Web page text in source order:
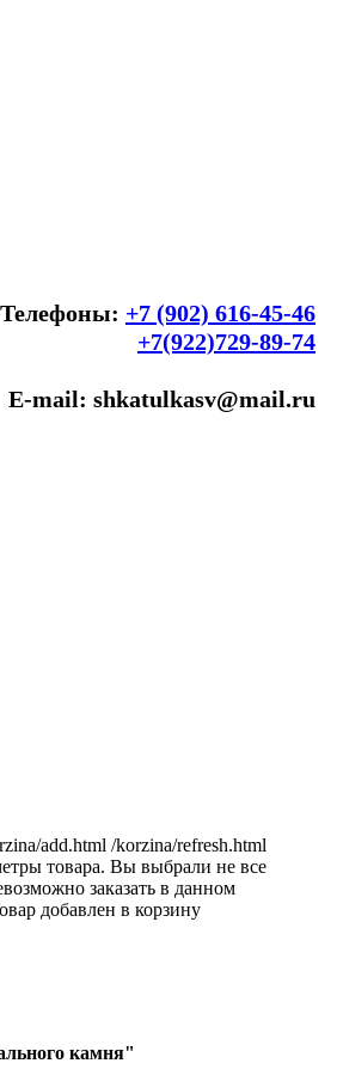
Телефоны: +7 (902) 616-45-46
+7(922)729-89-74
E-mail: shkatulkasv@mail.ru
add.html /korzina/refresh.html
товара. Вы выбрали не все
заказать в данном
добавлен в корзину
камня"